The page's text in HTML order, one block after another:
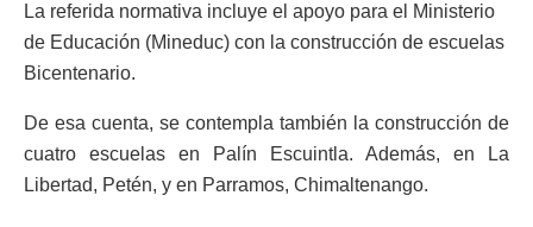
La referida normativa incluye el apoyo para el Ministerio
de Educación (Mineduc) con la construcción de escuelas
Bicentenario.
De esa cuenta, se contempla también la construcción de
cuatro escuelas en Palín Escuintla. Además, en La
Libertad, Petén, y en Parramos, Chimaltenango.